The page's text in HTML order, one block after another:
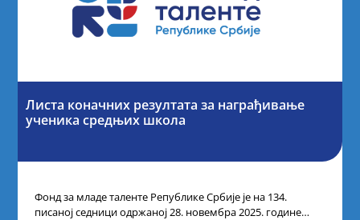
Листа коначних резултата за награђивање
ученика средњих школа
Фонд за младе таленте Републике Србије је на 134.
писаној седници одржаној 28. новембра 2025. године